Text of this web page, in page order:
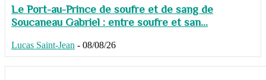
Le Port-au-Prince de soufre et de sang de
Soucaneau Gabriel : entre soufre et san...
Lucas Saint-Jean - 08/08/26